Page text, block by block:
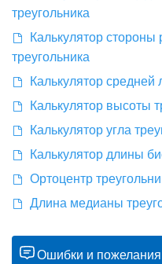
треугольника
Калькулятор стороны
треугольника
Калькулятор средней
Калькулятор высоты
Калькулятор угла
Калькулятор длины
Ортоцентр
Длина медианы
Ошибки и пожелания